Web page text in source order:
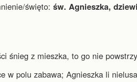
święto: św. Agnieszka,
śnieg z mieszka, to go nie
w polu zabawa; Agnieszka li